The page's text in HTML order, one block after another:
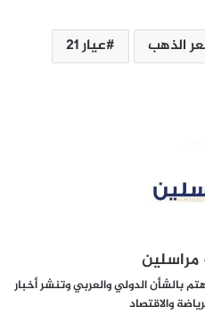
الذهب
عيار 21
بالشأن الدولي والعربي وتنشر أخبار
والاقتصاد